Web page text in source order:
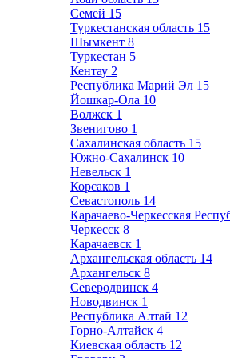
Семей 15
Туркестанская область 15
Шымкент 8
Туркестан 5
Кентау 2
Республика Марий Эл 15
Йошкар-Ола 10
Волжск 1
Звенигово 1
Сахалинская область 15
Южно-Сахалинск 10
Невельск 1
Корсаков 1
Севастополь 14
Карачаево-Черкесская
Черкесск 8
Карачаевск 1
Архангельская область 14
Архангельск 8
Северодвинск 4
Новодвинск 1
Республика Алтай 12
Горно-Алтайск 4
Киевская область 12